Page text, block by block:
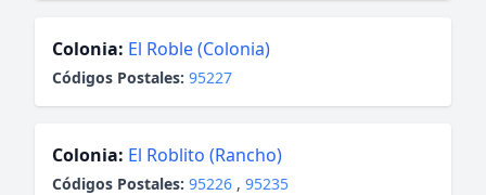
Colonia: El Roble (Colonia)
Códigos Postales: 95227
Colonia: El Roblito (Rancho)
Códigos Postales: 95226 , 95235